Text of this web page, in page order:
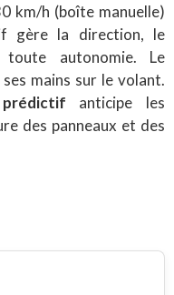
km/h (boîte manuelle)
gère la direction, le
autonomie. Le
mains sur le volant.
anticipe les
des panneaux et des